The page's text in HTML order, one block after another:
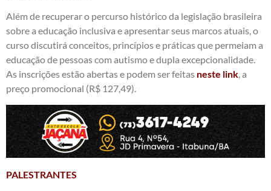
Além de recuperar o percurso histórico da legislação brasileira
sobre a educação inclusiva e apresentar seus marcos atuais, o
curso discutirá conceitos, princípios e práticas que permeiam a
educação de pessoas com autismo e dupla excepcionalidade.
As inscrições estão abertas e podem ser feitas neste link, a
preço promocional (R$ 127,49).
PALESTRANTES